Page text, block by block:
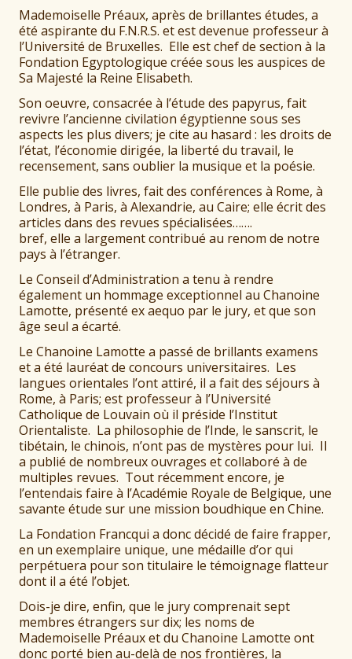
Mademoiselle Préaux, après de brillantes études, a
été aspirante du F.N.R.S. et est devenue professeur à
l’Université de Bruxelles. Elle est chef de section à la
Fondation Egyptologique créée sous les auspices de
Sa Majesté la Reine Elisabeth.
Son oeuvre, consacrée à l’étude des papyrus, fait
revivre l’ancienne civilation égyptienne sous ses
aspects les plus divers; je cite au hasard : les droits de
l’état, l’économie dirigée, la liberté du travail, le
recensement, sans oublier la musique et la poésie.
Elle publie des livres, fait des conférences à Rome, à
Londres, à Paris, à Alexandrie, au Caire; elle écrit des
articles dans des revues spécialisées…….
bref, elle a largement contribué au renom de notre
pays à l’étranger.
Le Conseil d’Administration a tenu à rendre
également un hommage exceptionnel au Chanoine
Lamotte, présenté ex aequo par le jury, et que son
âge seul a écarté.
Le Chanoine Lamotte a passé de brillants examens
et a été lauréat de concours universitaires. Les
langues orientales l’ont attiré, il a fait des séjours à
Rome, à Paris; est professeur à l’Université
Catholique de Louvain où il préside l’Institut
Orientaliste. La philosophie de l’Inde, le sanscrit, le
tibétain, le chinois, n’ont pas de mystères pour lui. Il
a publié de nombreux ouvrages et collaboré à de
multiples revues. Tout récemment encore, je
l’entendais faire à l’Académie Royale de Belgique, une
savante étude sur une mission boudhique en Chine.
La Fondation Francqui a donc décidé de faire frapper,
en un exemplaire unique, une médaille d’or qui
perpétuera pour son titulaire le témoignage flatteur
dont il a été l’objet.
Dois-je dire, enfin, que le jury comprenait sept
membres étrangers sur dix; les noms de
Mademoiselle Préaux et du Chanoine Lamotte ont
donc porté bien au-delà de nos frontières, la